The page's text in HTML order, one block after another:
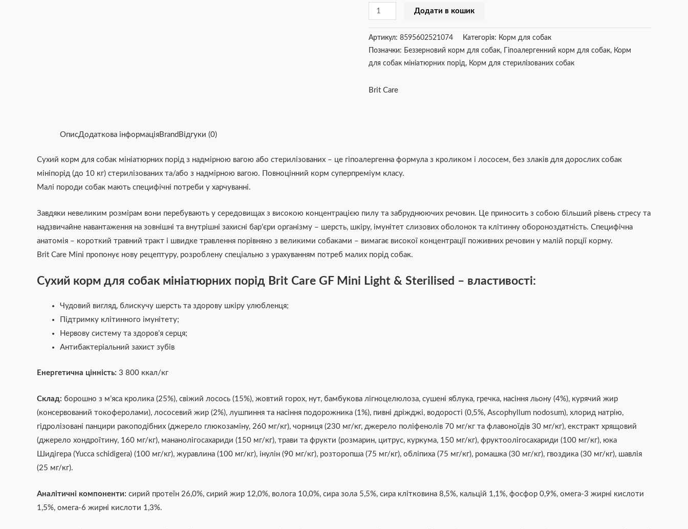
вагою
або
з
кроликом
лососем
Додати в кошик
Артикул: 8595602521074 Категорія: Корм для собак
Позначки: Беззерновий корм для собак, Гіпоалергенний корм для собак, Корм
для собак мініатюрних порід, Корм для стерилізованих собак
Brit Care
ОписДодаткова інформаціяBrand Відгуки (0)
Сухий корм для собак мініатюрних порід з надмірною вагою або стерилізованих – це гіпоалергенна формула з кроликом і лососем, без злаків для дорослих собак
мініпорід (до 10 кг) стерилізованих та/або з надмірною вагою. Повноцінний корм суперпреміум класу.
Малі породи собак мають специфічні потреби у харчуванні.
Завдяки невеликим розмірам вони перебувають у середовищах з високою концентрацією пилу та забруднюючих речовин. Це приносить з собою більший рівень стресу та
надзвичайне навантаження на зовнішні та внутрішні захисні бар’єри організму – шерсть, шкіру, імунітет слизових оболонок та клітинну обороноздатність. Специфічна
анатомія – короткий травний тракт і швидке травлення порівняно з великими собаками – вимагає високої концентрації поживних речовин у малій порції корму.
Brit Care Mini пропонує нову рецептуру, розроблену спеціально з урахуванням потреб малих порід собак.
Сухий корм для собак мініатюрних порід Brit Care GF Mini Light & Sterilised – властивості:
Чудовий вигляд, блискучу шерсть та здорову шкіру улюбленця;
Підтримку клітинного імунітету;
Нервову систему та здоров’я серця;
Антибактеріальний захист зубів
Енергетична цінність: 3 800 ккал/кг
Склад: борошно з м’яса кролика (25%), свіжий лосось (15%), жовтий горох, нут, бамбукова лігноцелюлоза, сушені яблука, гречка, насіння льону (4%), курячий жир
(консервований токоферолами), лососевий жир (2%), лушпиння та насіння подорожника (1%), пивні дріжджі, водорості (0,5%, Ascophyllum nodosum), хлорид натрію,
гідролізовані панцири ракоподібних (джерело глюкозаміну, 260 мг/кг), чорниця (230 мг/кг, джерело поліфенолів 70 мг/кг та флавоноїдів 30 мг/кг), екстракт хрящовий
(джерело хондроїтину, 160 мг/кг), мананолігосахариди (150 мг/кг), трави та фрукти (розмарин, цитрус, куркума, 150 мг/кг), фруктоолігосахариди (100 мг/кг), юка
Шидігера (Yucca schidigera) (100 мг/кг), журавлина (100 мг/кг), інулін (90 мг/кг), розторопша (75 мг/кг), обліпиха (75 мг/кг), ромашка (30 мг/кг), гвоздика (30 мг/кг), шавлія
(25 мг/кг).
Аналітичні компоненти: сирий протеїн 26,0%, сирий жир 12,0%, волога 10,0%, сира зола 5,5%, сира клітковина 8,5%, кальцій 1,1%, фосфор 0,9%, омега-3 жирні кислоти
1,5%, омега-6 жирні кислоти 1,3%.